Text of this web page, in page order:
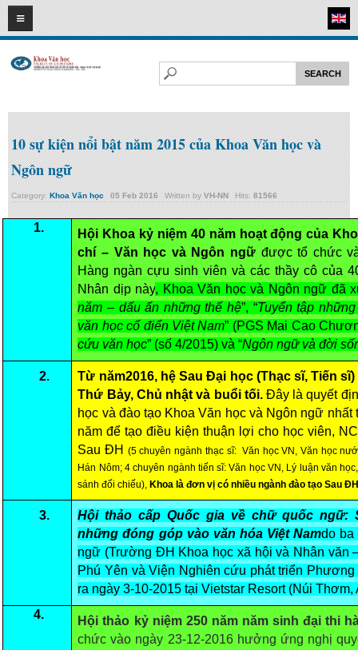
08 2026
HOME
Faculty of Literature
Departments
Department of Vietnamese Literature
Department of Literary Theory and Criticism
Department of Foreign Literatures and Comparative Literature
Department of Sinology-Nom Studies
Center of Sinology and Nom Studies
Images - Events
Undergraduate: Regular Degree
Undergraduate: Honor Degree
LITERARY WRITINGS & TRANSLATING
Sinology & Nom
Vietnamese Folk Culture
Literary Theory & Criticism
Vietnamese Literature
Foreign Literatures & Comparative Literature
10 sự kiện nổi bật năm 2015 của Khoa Văn học và
Ngôn ngữ
Category:Khoa Văn học 05 Feb 2016 Written byVH-NN Hits:81566
1.
Hội Khoa kỷ niệm 40 năm hoạt động của
chí – Văn học và Ngôn ngữ được tổ chức
Hàng ngàn cựu sinh viên và các thầy cô của
Nhân dịp này, Khoa Văn học và Ngôn ngữ đã
năm – dấu ấn những thế hệ”, “Tuyển tập
văn học cổ điển Việt Nam” (PGS Mai Cao
cứu văn học” (số 4/2015) và “Ngôn ngữ và đời
2.
Từ năm2016, hệ Sau Đại học (Thạc sĩ, Tiến
Thứ Bảy, Chủ nhật và buổi tối. Đây là quyết
học và đào tạo Khoa Văn học và Ngôn ngữ
năm để tạo điều kiện thuận lợi cho học viên,
Sau ĐH (5 chuyên ngành thạc sĩ: Văn học VN, Văn học
Hán Nôm; 4 chuyên ngành tiến sĩ: Văn học VN, Lý luận văn
sánh đối chiếu), Khoa là đơn vị có nhiều ngành đào tạo Sau
3.
Hội thảo cấp Quốc gia về chữ quốc ngữ:
những đóng góp vào văn hóa Việt Namdo ba
ngữ (Trường ĐH Khoa học xã hội và Nhân văn
Phú Yên và Viện Nghiên cứu phát triển
ra ngày 3-10-2015 tại Vietstar Resort (Núi
4.
Hội thảo kỷ niệm 250 năm năm sinh đại thi
chức vào ngày 23-12-2016 hưởng ứng nghị